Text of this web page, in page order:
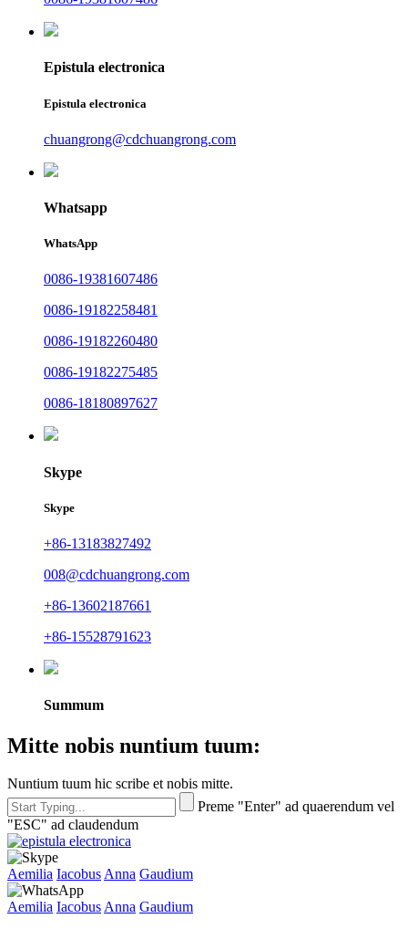
Epistula electronica
Epistula electronica
chuangrong@cdchuangrong.com
Whatsapp
WhatsApp
0086-19381607486
0086-19182258481
0086-19182260480
0086-19182275485
0086-18180897627
Skype
Skype
+86-13183827492
008@cdchuangrong.com
+86-13602187661
+86-15528791623
Summum
Mitte nobis nuntium tuum:
Nuntium tuum hic scribe et nobis mitte.
Preme "Enter" ad quaerendum vel
"ESC" ad claudendum
Aemilia IacobusAnna Gaudium
Aemilia IacobusAnna Gaudium